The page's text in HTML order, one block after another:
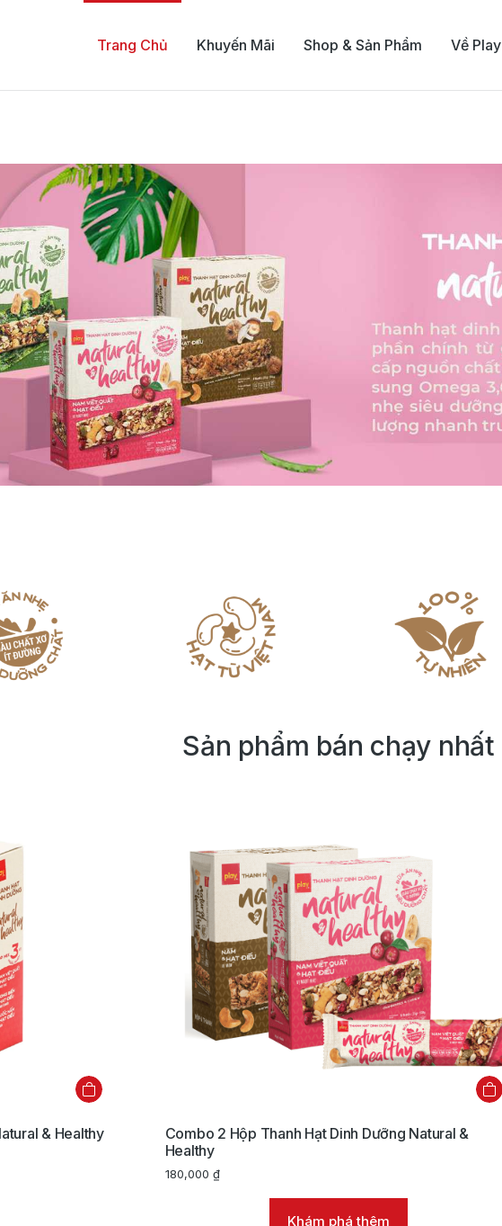
Trang Chủ Khuyến Mãi Shop & Sản Phẩm Về Play
Sản phẩm bán chạy nhất
& Healthy
Combo 2 Hộp Thanh Hạt Dinh Dưỡng Natural &
Healthy
180,000 ₫
Khám phá thêm